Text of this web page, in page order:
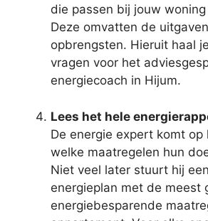
die passen bij jouw
Deze omvatten de
opbrengsten. Hieruit haal
vragen voor het
energiecoach in Hijum.
Lees het hele
De energie expert komt
welke maatregelen hun
Niet veel later stuurt hij
energieplan met de meest
energiebesparende